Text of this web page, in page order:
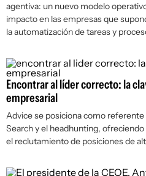
agentiva: un nuevo modelo
impacto en las empresas que
la automatización de tareas y
Encontrar al líder correcto: la
empresarial
Advice se posiciona como
Search y el headhunting,
el reclutamiento de posiciones de